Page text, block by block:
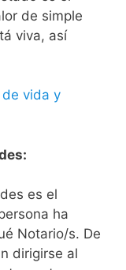
de simple
viva, así
vida y
es el
ha
Notario/s. De
dirigirse al